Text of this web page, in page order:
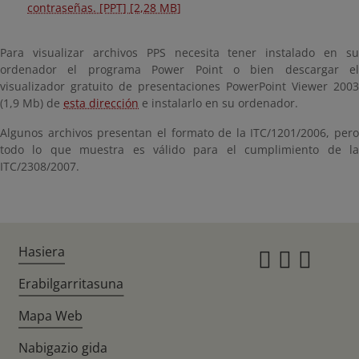
contraseñas. [PPT] [2,28 MB]
Para visualizar archivos PPS necesita tener instalado en su
ordenador el programa Power Point o bien descargar el
visualizador gratuito de presentaciones PowerPoint Viewer 2003
(1,9 Mb) de esta dirección e instalarlo en su ordenador.
Algunos archivos presentan el formato de la ITC/1201/2006, pero
todo lo que muestra es válido para el cumplimiento de la
ITC/2308/2007.
Hasiera
Erabilgarritasuna
Mapa Web
Nabigazio gida